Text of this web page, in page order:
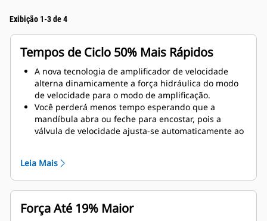
Exibição 1-3 de 4
Tempos de Ciclo 50% Mais Rápidos
A nova tecnologia de amplificador de velocidade
alterna dinamicamente a força hidráulica do modo
de velocidade para o modo de amplificação.
Você perderá menos tempo esperando que a
mandíbula abra ou feche para encostar, pois a
válvula de velocidade ajusta-se automaticamente ao
assim que a mandíbula encosta no material.
Leia Mais
Força Até 19% Maior